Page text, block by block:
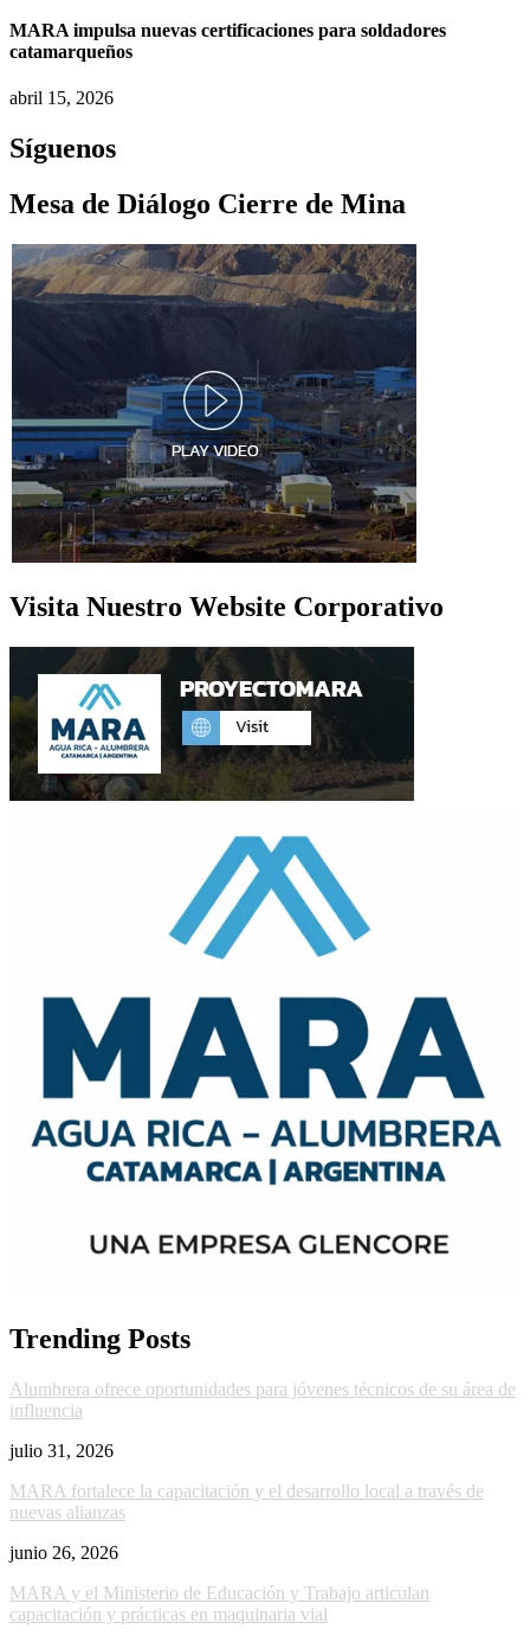
MARA impulsa nuevas certificaciones para soldadores
catamarqueños
abril 15, 2026
Síguenos
Mesa de Diálogo Cierre de Mina
Visita Nuestro Website Corporativo
Trending Posts
Alumbrera ofrece oportunidades para jóvenes técnicos de su área de
influencia
julio 31, 2026
MARA fortalece la capacitación y el desarrollo local a través de
nuevas alianzas
junio 26, 2026
MARA y el Ministerio de Educación y Trabajo articulan
capacitación y prácticas en maquinaria vial